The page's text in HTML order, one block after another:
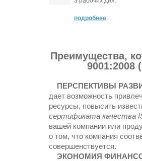
подробнее
Преимущества,
9001:2008
ПЕРСПЕКТИВЫ
дает возможность
ресурсы, повысить
сертификата качества
вашей компании или
о том, что компания
совершенствуется.
ЭКОНОМИЯ